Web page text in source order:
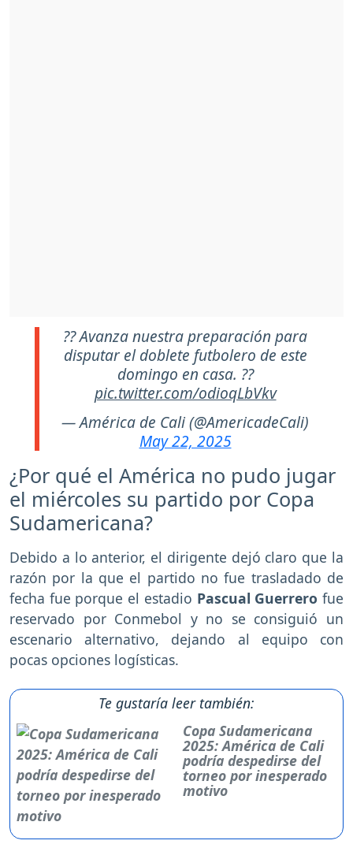
?? Avanza nuestra preparación para
disputar el doblete futbolero de este
domingo en casa. ??
pic.twitter.com/odioqLbVkv
— América de Cali (@AmericadeCali)
May 22, 2025
¿Por qué el América no pudo jugar
el miércoles su partido por Copa
Sudamericana?
Debido a lo anterior, el dirigente dejó claro que la
razón por la que el partido no fue trasladado de
fecha fue porque el estadio Pascual Guerrerofue
reservado por Conmebol y no se consiguió un
escenario alternativo, dejando al equipo con
pocas opciones logísticas.
Te gustaría leer también:
Copa Sudamericana
2025: América de Cali
podría despedirse del
torneo por inesperado
motivo